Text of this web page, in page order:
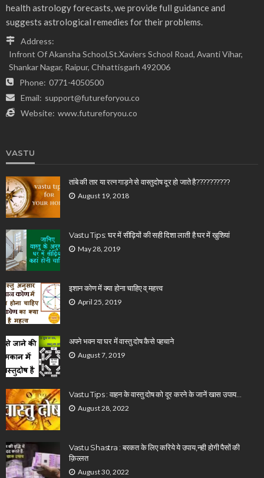
health astrology forecasts, we provide full guidance and
suggests astrological remedies for their problems.
Address:
Infront Of Akansha School,St.Xaviers School Road, Avanti Vihar,
Shankar Nagar, Raipur, Chhattisgarh 492006
Phone: 0771-4050500
Email: support@futureforyou.co
Website: www.futureforyou.co
VASTU
तांबे की तार या रत्न गाड़ने से वास्तुदोष दूर हो जाते है??????????
August 19, 2018
Vastu Tips: घर में सीढ़ियों की सही दिशा लाती है घर में खुशियां
May 28, 2019
इशान कोण में क्या होना चाहिए व् महत्त्व
April 25, 2019
अपने भवन या घर में वास्तु दोष कैसे पहचाने
August 7, 2019
Vastu Tips : वाहन के वास्तु दोष को दूर करने के जानें खास उपाय…
August 28, 2022
Vastu Shastra : बरकत के लिए करिये ये उपाय,नही होगी पैसों की
क़िल्लत
August 30, 2022